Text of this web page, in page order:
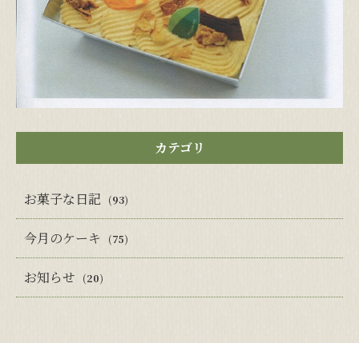
カテゴリ
お菓子な日記 (93)
今月のケーキ (75)
お知らせ (20)